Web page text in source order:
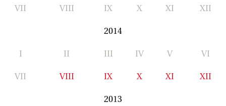
VII VIII IX X XI XII
2014
I II III IV V VI
VII VIII IX X XI XII
2013